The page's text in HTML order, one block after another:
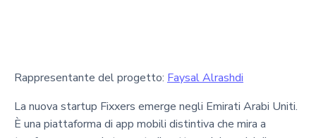
Rappresentante del progetto: Faysal Alrashdi
La nuova startup Fixxers emerge negli Emirati Arabi Uniti.
È una piattaforma di app mobili distintiva che mira a